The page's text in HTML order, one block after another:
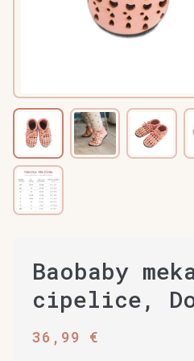
Baobaby
cipelice,
36,99 €